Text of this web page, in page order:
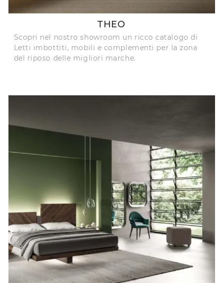
THEO
Scopri nel nostro showroom un ricco catalogo di
Letti imbottiti, mobili e complementi per la zona
del riposo delle migliori marche.